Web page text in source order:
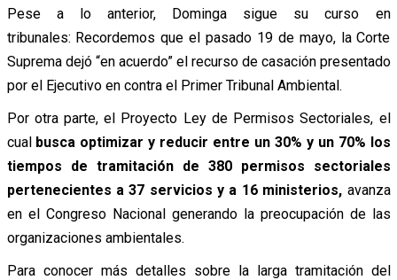
Pese a lo anterior, Dominga sigue su curso en
tribunales: Recordemos que el pasado 19 de mayo, la Corte
Suprema dejó “en acuerdo” el recurso de casación presentado
por el Ejecutivo en contra el Primer Tribunal Ambiental.
Por otra parte, el Proyecto Ley de Permisos Sectoriales, el
cual busca optimizar y reducir entre un 30% y un 70% los
tiempos de tramitación de 380 permisos sectoriales
pertenecientes a 37 servicios y a 16 ministerios, avanza
en el Congreso Nacional generando la preocupación de las
organizaciones ambientales.
Para conocer más detalles sobre la larga tramitación del